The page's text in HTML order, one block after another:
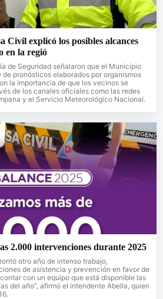
Civil explicó los posibles alcances
en la regió
de Seguridad señalaron que el Municipio
pronósticos elaborados por organismos
la importancia de que los vecinos se
de los canales oficiales como las redes
y el Servicio Meteorológico Nacional.
2.000 intervenciones durante 2025
otro año de intenso trabajo,
de asistencia y prevención en favor de
con un equipo que está disponible las
del año”, afirmó el intendente Abella, quien